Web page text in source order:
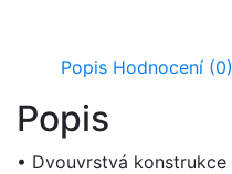
Popis Hodnocení (0)
Popis
• Dvouvrstvá konstrukce